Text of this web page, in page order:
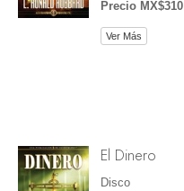
Precio MX$310
Ver Más
El Dinero
Disco